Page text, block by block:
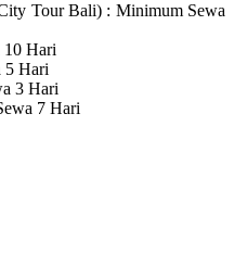
Tour Bali) : Minimum Sewa
10 Hari
5 Hari
3 Hari
7 Hari